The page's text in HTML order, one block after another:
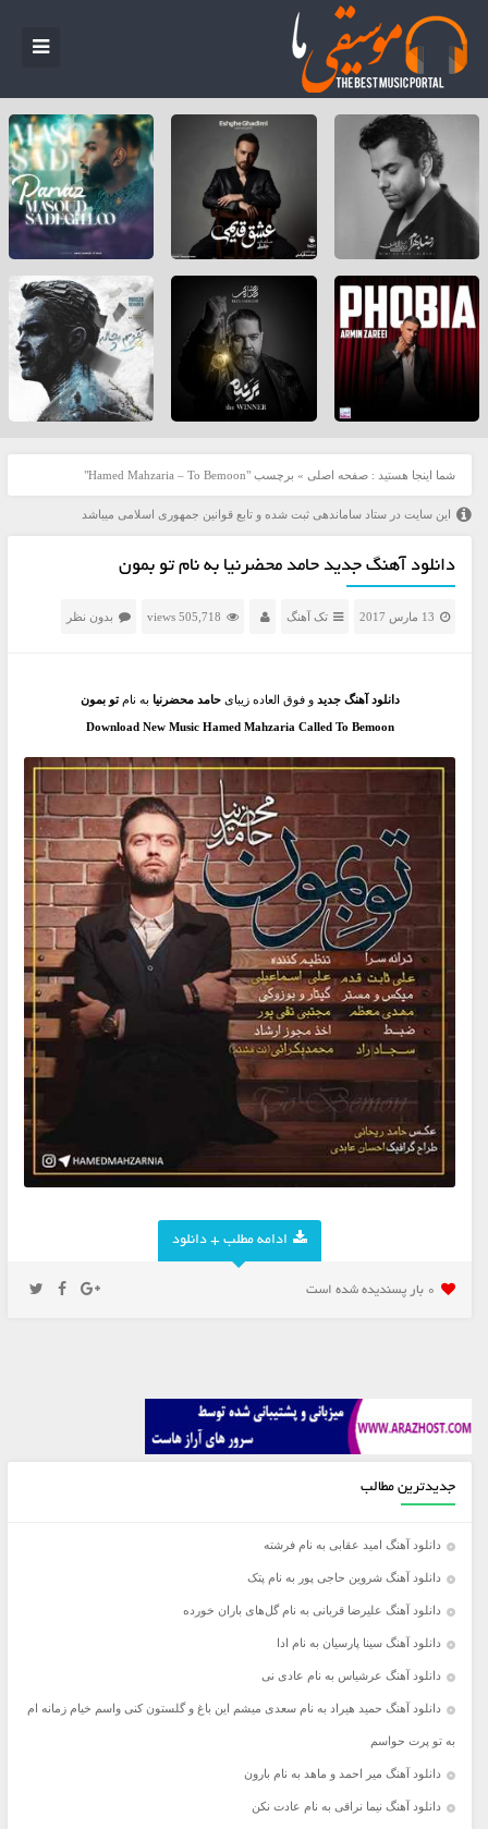
شما اینجا هستید : صفحه اصلی » برچسب "Hamed Mahzaria – To Bemoon"
این سایت در ستاد ساماندهی ثبت شده و تابع قوانین جمهوری اسلامی میباشد
دانلود آهنگ جدید حامد محضرنیا به نام تو بمون
13 مارس 2017 تک آهنگ 505,718 views بدون نظر
دانلود آهنگ جدید و فوق العاده زیبایحامد محضرنیا به نامتو بمون
Download New Music Hamed Mahzaria Called To Bemoon
ادامه مطلب + دانلود
0 بار پسنديده شده است
جدیدترین مطالب
دانلود آهنگ امید عقابی به نام فرشته
دانلود آهنگ شروین حاجی پور به نام پتک
دانلود آهنگ علیرضا قربانی به نام گل‌های باران خورده
دانلود آهنگ سینا پارسیان به نام ادا
دانلود آهنگ عرشیاس به نام عادی نی
دانلود آهنگ حمید هیراد به نام سعدی میشم این باغ و گلستون کنی واسم خیام زمانه ام
به تو پرت حواسم
دانلود آهنگ میر احمد و ماهد به نام بارون
دانلود آهنگ نیما نراقی به نام عادت نکن